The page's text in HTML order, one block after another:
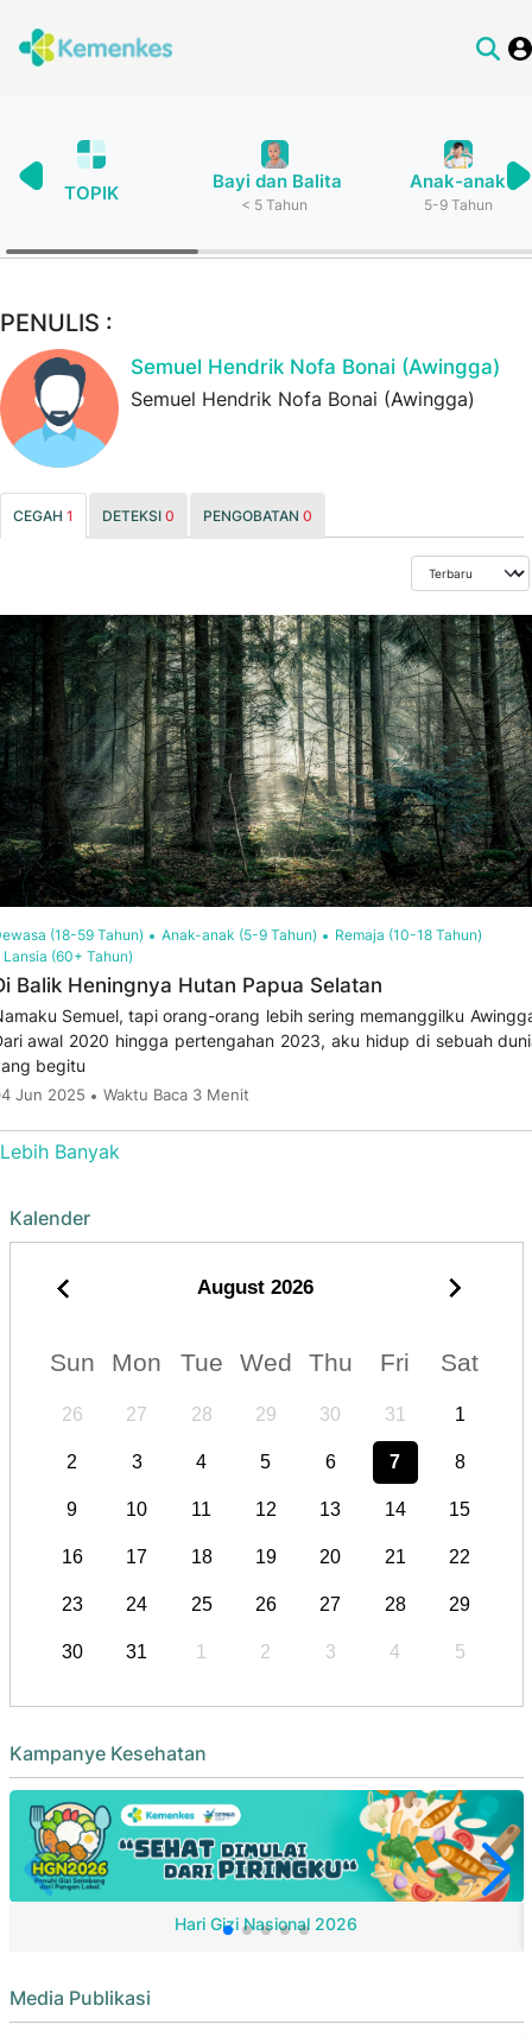
TOPIK
Bayi dan Balita
< 5 Tahun
Anak-anak
5-9 Tahun
PENULIS :
Semuel Hendrik Nofa Bonai (Awingga)
Semuel Hendrik Nofa Bonai (Awingga)
CEGAH 1 DETEKSI 0 PENGOBATAN 0
(18-59 Tahun) Anak-anak (5-9 Tahun)
Remaja (10-18 Tahun)
Lansia (60+ Tahun)
Balik Heningnya Hutan Papua Selatan
Semuel, tapi orang-orang lebih sering memanggilku
awal 2020 hingga pertengahan 2023, aku hidup di sebuah
begitu
Jun 2025 Waktu Baca 3 Menit
Lebih Banyak
Kalender
August 2026
Sun Mon Tue Wed Thu Fri Sat
26 27 28 29 30 31 1
2 3 4 5 6 7 8
9 10 11 12 13 14 15
16 17 18 19 20 21 22
23 24 25 26 27 28 29
30 31 1 2 3 4 5
Kampanye Kesehatan
Hari Gizi Nasional 2026
Media Publikasi